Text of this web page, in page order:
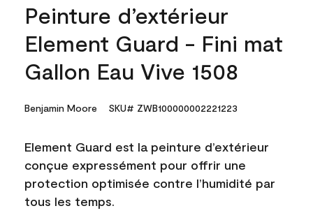
Peinture d’extérieur
Element Guard - Fini mat
Gallon Eau Vive 1508
Benjamin Moore SKU# ZWB100000002221223
Element Guard est la peinture d’extérieur
conçue expressément pour offrir une
protection optimisée contre l’humidité par
tous les temps.